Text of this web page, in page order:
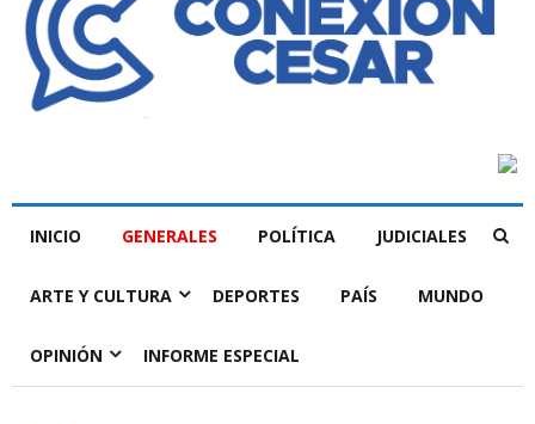
INICIO GENERALES POLÍTICA JUDICIALES
ARTE Y CULTURA DEPORTES PAÍS MUNDO
OPINIÓN INFORME ESPECIAL